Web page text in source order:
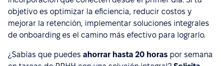
objetivo es optimizar la eficiencia, reducir costos y
mejorar la retención, implementar soluciones integrales
de onboarding es el camino más efectivo para lograrlo.
¿Sabías que puedes ahorrar hasta 20 horas por semana